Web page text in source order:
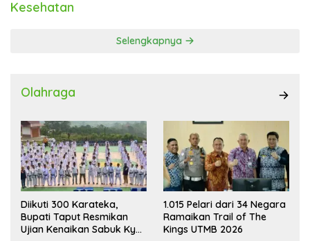
Kesehatan
Selengkapnya
Olahraga
Diikuti 300 Karateka,
Bupati Taput Resmikan
Ujian Kenaikan Sabuk Kyu
1.015 Pelari dari 34 Negara
Ramaikan Trail of The
Kings UTMB 2026